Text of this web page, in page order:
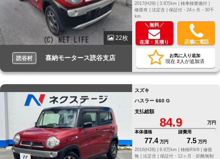
22枚
読谷村 喜納モータース読谷支店
2017(H29) |
3.8万km |
検車検整備付 |
修復有 | 法定含 | 保証付・24ヶ月・30千
km
＼無料／
在庫・見積り 店舗に電話
お気に入り追加
現在 2 人が追加済
スズキ
ハスラー 660 G
支払総額
84.9
万円
本体価格
77.4 万円
諸費用
7.5 万円
2016(H28) |
8.8万km | 検検R9/8 | 修復
無 | 法定含 | 保証付・12ヶ月・距離無制